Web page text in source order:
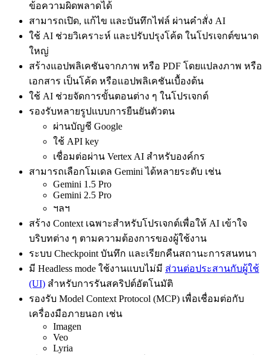
ข้อความผิดพลาดได้
สามารถเปิด, แก้ไข และบันทึกไฟล์ ผ่านคำสั่ง AI
ใช้ AI ช่วยวิเคราะห์ และปรับปรุงโค้ด ในโปรเจกต์ขนาด
ใหญ่
สร้างแอปพลิเคชันจากภาพ หรือ PDF โดยแปลงภาพ หรือ
เอกสาร เป็นโค้ด หรือแอปพลิเคชันเบื้องต้น
ใช้ AI ช่วยจัดการขั้นตอนต่าง ๆ ในโปรเจกต์
รองรับหลายรูปแบบการยืนยันตัวตน
ผ่านบัญชี Google
ใช้ API key
เชื่อมต่อผ่าน Vertex AI สำหรับองค์กร
สามารถเลือกโมเดล Gemini ได้หลายระดับ เช่น
Gemini 1.5 Pro
Gemini 2.5 Pro
ฯลฯ
สร้าง Context เฉพาะสำหรับโปรเจกต์เพื่อให้ AI เข้าใจ
บริบทต่าง ๆ ตามความต้องการของผู้ใช้งาน
ระบบ Checkpoint บันทึก และเรียกคืนสถานะการสนทนา
มี Headless mode ใช้งานแบบไม่มี ส่วนต่อประสานกับผู้ใช้
(UI) สำหรับการรันสคริปต์อัตโนมัติ
รองรับ Model Context Protocol (MCP) เพื่อเชื่อมต่อกับ
เครื่องมือภายนอก เช่น
Imagen
Veo
Lyria